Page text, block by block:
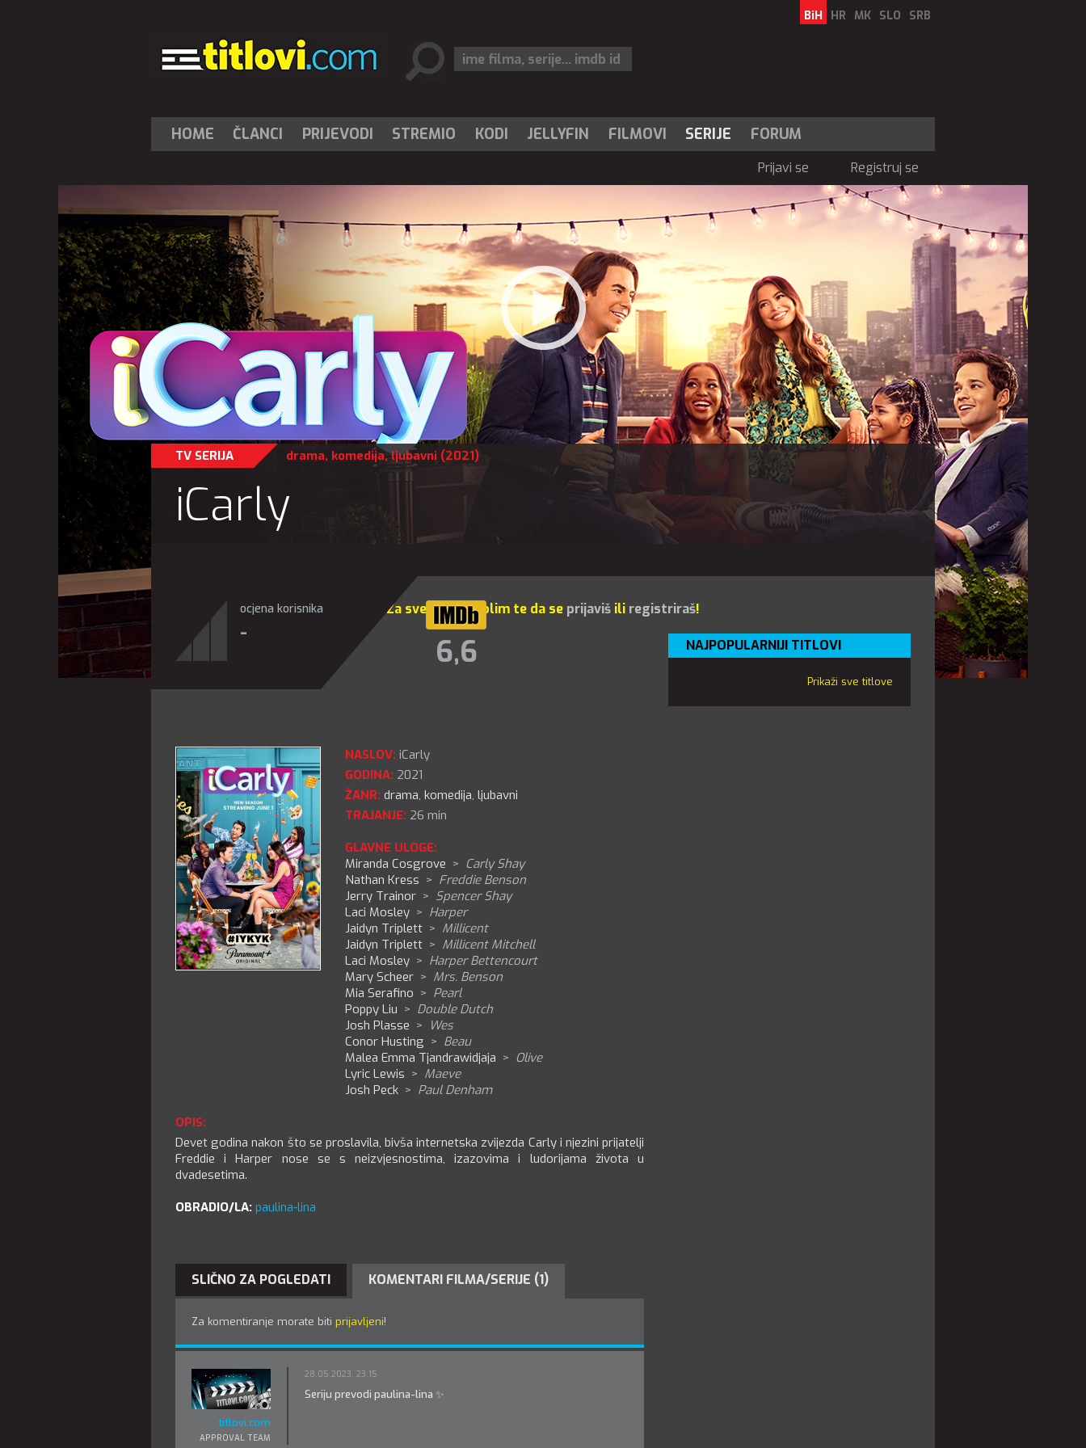
BiH HR MK SLO SRB
HOME ČLANCI PRIJEVODI STREMIO KODI JELLYFIN FILMOVI SERIJE FORUM
Prijavi se Registruj se
TV SERIJA drama, komedija,ljubavni (2021)
iCarly
Za sve opcije molim te da se prijaviš ili registriraš!
ocjena korisnika
-
6,6
NASLOV: iCarly
GODINA: 2021
ŽANR: drama, komedija, ljubavni
TRAJANJE: 26 min
GLAVNE ULOGE:
Miranda Cosgrove > Carly Shay
Nathan Kress > Freddie Benson
Jerry Trainor > Spencer Shay
Laci Mosley > Harper
Jaidyn Triplett > Millicent
Jaidyn Triplett > Millicent Mitchell
Laci Mosley > Harper Bettencourt
Mary Scheer > Mrs. Benson
Mia Serafino > Pearl
Poppy Liu > Double Dutch
Josh Plasse > Wes
Conor Husting > Beau
Malea Emma Tjandrawidjaja > Olive
Lyric Lewis > Maeve
Josh Peck > Paul Denham
OPIS:
Devet godina nakon što se proslavila, bivša internetska zvijezda Carly i njezini prijatelji
Freddie i Harper nose se s neizvjesnostima, izazovima i ludorijama života u
dvadesetima.
OBRADIO/LA: paulina-lina
SLIČNO ZA POGLEDATI KOMENTARI FILMA/SERIJE (1)
Za komentiranje morate biti prijavljeni!
titlovi.com
APPROVAL TEAM
28.05.2023. 23:15
Seriju prevodi paulina-lina ✨
NAJPOPULARNIJI TITLOVI
Prikaži sve titlove